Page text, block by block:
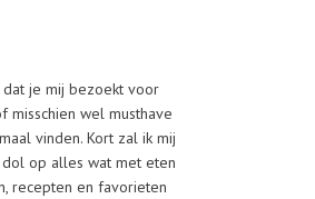
dat je mij bezoekt voor
misschien wel musthave
vinden. Kort zal ik mij
op alles wat met eten
recepten en favorieten